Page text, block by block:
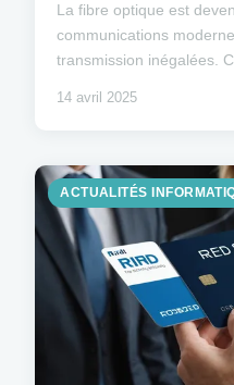
La fibre optique est
communications
transmission inégalées.
14 avril 2025
ACTUALITÉS